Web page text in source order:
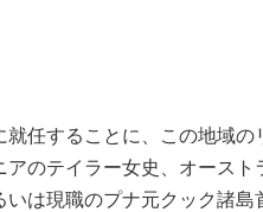
任することに、この地域の
のテイラー女史、オースト
は現職のプナ元クック諸島